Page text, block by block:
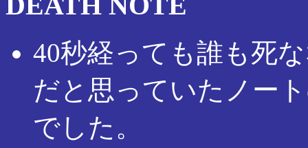
40秒経っても誰も死
だと思っていたノー
でした。